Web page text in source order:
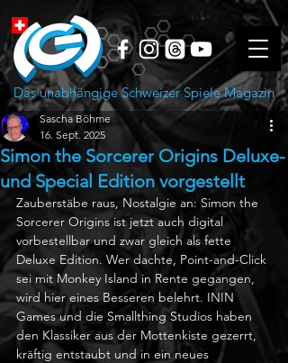
Das unabhängige Schweizer Spiele Magazin
Simon the Sorcerer Origins Deluxe-
und Special Edition vorgestellt
Sascha Böhme
16. Sept. 2025
Zauberstäbe raus, Nostalgie an: Simon the
Sorcerer Origins ist jetzt auch digital
vorbestellbar und zwar gleich als fette
Deluxe Edition. Wer dachte, Point-and-Click
sei mit Monkey Island in Rente gegangen,
wird hier eines Besseren belehrt. ININ
Games und die Smallthing Studios haben
den Klassiker aus der Mottenkiste gezerrt,
kräftig entstaubt und in ein neues